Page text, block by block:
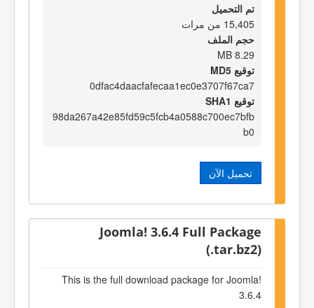
تم التحميل
15,405 من مرات
حجم الملف
8.29 MB
توقيع MD5
0dfac4daacfafecaa1ec0e3707f67ca7
توقيع SHA1
98da267a42e85fd59c5fcb4a0588c700ec7bfb
b0
تحميل الآن
Joomla! 3.6.4 Full Package
(.tar.bz2)
This is the full download package for Joomla!
3.6.4